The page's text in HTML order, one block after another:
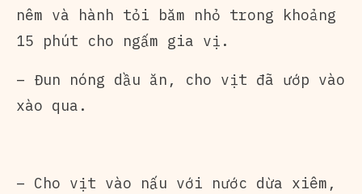
nêm và hành tỏi băm nhỏ trong khoảng
15 phút cho ngấm gia vị.
– Đun nóng dầu ăn, cho vịt đã ướp vào
xào qua.
– Cho vịt vào nấu với nước dừa xiêm,